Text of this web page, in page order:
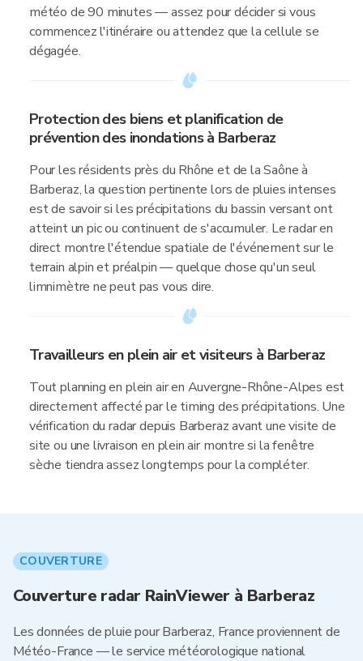
météo de 90 minutes — assez pour décider si vous
commencez l'itinéraire ou attendez que la cellule se
dégagée.
Protection des biens et planification de
prévention des inondations à Barberaz
Pour les résidents près du Rhône et de la Saône à
Barberaz, la question pertinente lors de pluies intenses
est de savoir si les précipitations du bassin versant ont
atteint un pic ou continuent de s'accumuler. Le radar en
direct montre l'étendue spatiale de l'événement sur le
terrain alpin et préalpin — quelque chose qu'un seul
limnimètre ne peut pas vous dire.
Travailleurs en plein air et visiteurs à Barberaz
Tout planning en plein air en Auvergne-Rhône-Alpes est
directement affecté par le timing des précipitations. Une
vérification du radar depuis Barberaz avant une visite de
site ou une livraison en plein air montre si la fenêtre
sèche tiendra assez longtemps pour la compléter.
COUVERTURE
Couverture radar RainViewer à Barberaz
Les données de pluie pour Barberaz, France proviennent de
Météo-France — le service météorologique national